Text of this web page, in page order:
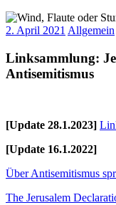
2. April 2021 Allgemein
Linksammlung:
Antisemitismus
[Update 28.1.2023]
[Update 16.1.2022]
Über Antisemitismus
The Jerusalem